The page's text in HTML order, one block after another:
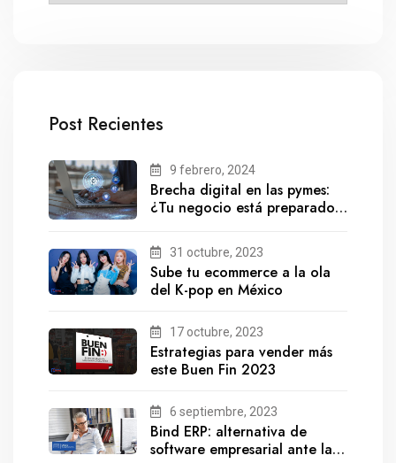
Post Recientes
9 febrero, 2024
Brecha digital en las pymes:
¿Tu negocio está preparado
31 octubre, 2023
Sube tu ecommerce a la ola
del K-pop en México
17 octubre, 2023
Estrategias para vender más
este Buen Fin 2023
6 septiembre, 2023
Bind ERP: alternativa de
software empresarial ante la